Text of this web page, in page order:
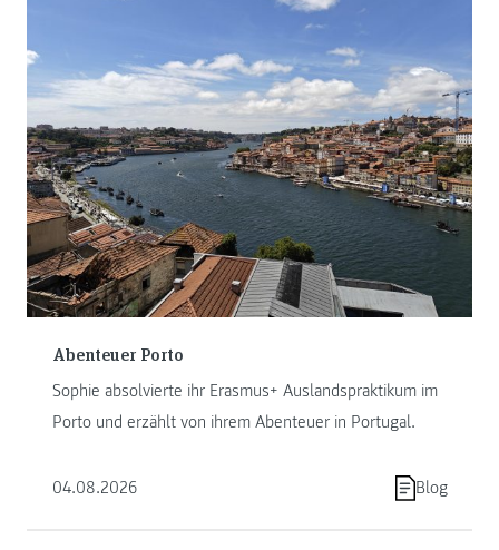
Abenteuer Porto
Sophie absolvierte ihr Erasmus+ Auslandspraktikum im
Porto und erzählt von ihrem Abenteuer in Portugal.
04.08.2026 Blog